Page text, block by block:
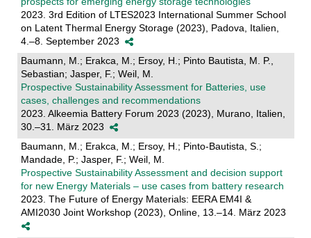
2023. 3rd Edition of LTES2023 International Summer School
on Latent Thermal Energy Storage (2023), Padova, Italien,
4.–8. September 2023
Baumann, M.; Erakca, M.; Ersoy, H.; Pinto Bautista, M. P.,
Sebastian; Jasper, F.; Weil, M.
Prospective Sustainability Assessment for Batteries, use
cases, challenges and recommendations
2023. Alkeemia Battery Forum 2023 (2023), Murano, Italien,
30.–31. März 2023
Baumann, M.; Erakca, M.; Ersoy, H.; Pinto-Bautista, S.;
Mandade, P.; Jasper, F.; Weil, M.
Prospective Sustainability Assessment and decision support
for new Energy Materials – use cases from battery research
2023. The Future of Energy Materials: EERA EM4I &
AMI2030 Joint Workshop (2023), Online, 13.–14. März 2023